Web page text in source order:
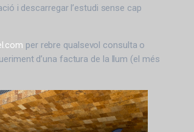
i descarregar l’estudi sense cap
per rebre qualsevol consulta o
d’una factura de la llum (el més